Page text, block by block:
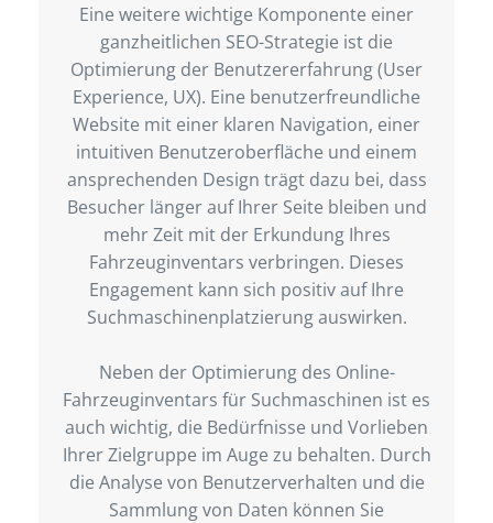
Eine weitere wichtige Komponente einer
ganzheitlichen SEO-Strategie ist die
Optimierung der Benutzererfahrung (User
Experience, UX). Eine benutzerfreundliche
Website mit einer klaren Navigation, einer
intuitiven Benutzeroberfläche und einem
ansprechenden Design trägt dazu bei, dass
Besucher länger auf Ihrer Seite bleiben und
mehr Zeit mit der Erkundung Ihres
Fahrzeuginventars verbringen. Dieses
Engagement kann sich positiv auf Ihre
Suchmaschinenplatzierung auswirken.
Neben der Optimierung des Online-
Fahrzeuginventars für Suchmaschinen ist es
auch wichtig, die Bedürfnisse und Vorlieben
Ihrer Zielgruppe im Auge zu behalten. Durch
die Analyse von Benutzerverhalten und die
Sammlung von Daten können Sie